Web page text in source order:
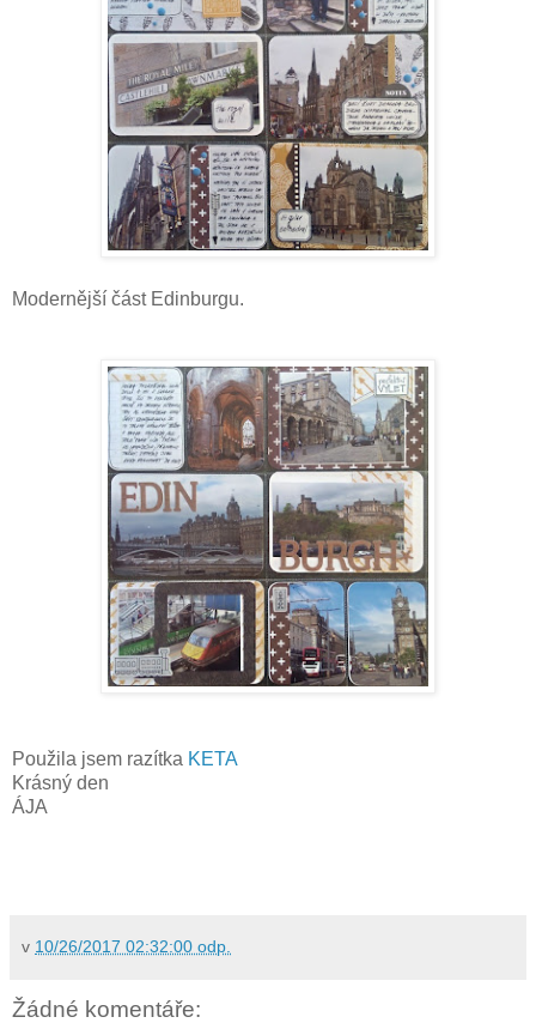
Modernější část Edinburgu.
Použila jsem razítka KETA
Krásný den
ÁJA
v 10/26/2017 02:32:00 odp.
Žádné komentáře: